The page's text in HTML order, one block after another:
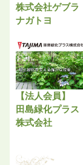
株式会社ゲブラ
ナガトヨ
【法人会員】
田島緑化プラス
株式会社